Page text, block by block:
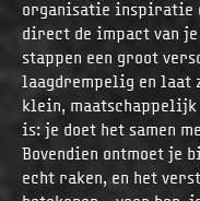
organisatie inspiratie
direct de impact van
stappen een groot
laagdrempelig en laat
klein, maatschappelijk
is: je doet het samen
Bovendien ontmoet je
echt raken, en het